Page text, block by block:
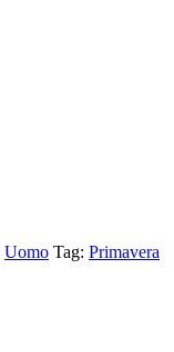
Uomo Tag: Primavera